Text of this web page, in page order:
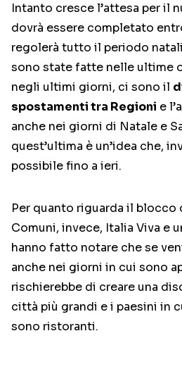
Intanto cresce l’attesa per il
dovrà essere completato
regolerà tutto il periodo
sono state fatte nelle ultime
negli ultimi giorni, ci sono il
spostamenti tra Regioni e
anche nei giorni di Natale e
quest’ultima è un’idea che,
possibile fino a ieri.
Per quanto riguarda il
Comuni, invece, Italia Viva e
hanno fatto notare che se
anche nei giorni in cui sono
rischierebbe di creare una
città più grandi e i paesini in
sono ristoranti.